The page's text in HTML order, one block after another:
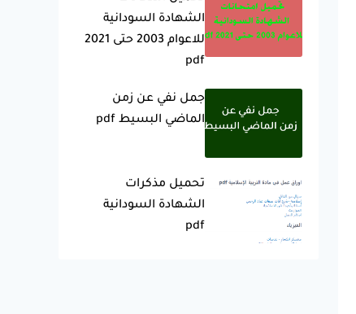
الشهادة السودانية
للاعوام 2003 حتى 2021
pdf
جمل نفي عن زمن
الماضي البسيط pdf
تحميل مذكرات
الشهادة السودانية
pdf